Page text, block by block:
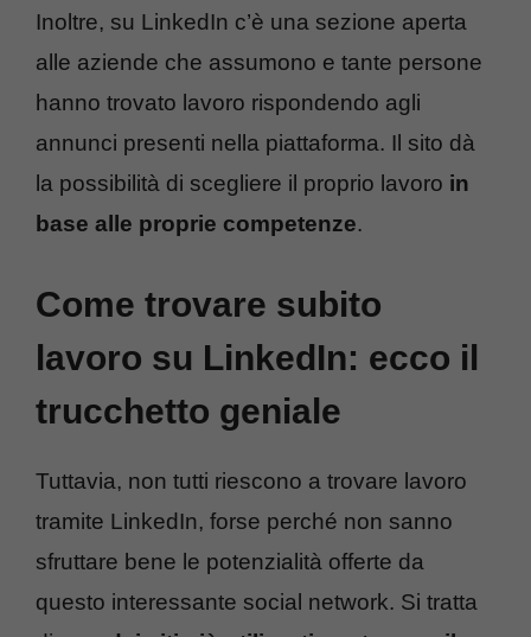
Inoltre, su LinkedIn c’è una sezione aperta
alle aziende che assumono e tante persone
hanno trovato lavoro rispondendo agli
annunci presenti nella piattaforma. Il sito dà
la possibilità di scegliere il proprio lavoro in
base alle proprie competenze.
Come trovare subito
lavoro su LinkedIn: ecco il
trucchetto geniale
Tuttavia, non tutti riescono a trovare lavoro
tramite LinkedIn, forse perché non sanno
sfruttare bene le potenzialità offerte da
questo interessante social network. Si tratta